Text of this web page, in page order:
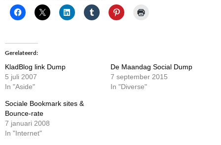
Gerelateerd
KladBlog link Dump
5 juli 2007
In "Aside"
De Maandag Social Dump
7 september 2015
In "Diverse"
Sociale Bookmark sites &
Bounce-rate
7 januari 2008
In "Internet"